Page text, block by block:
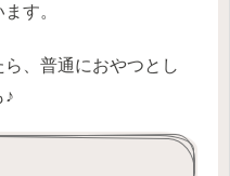
す。
、普通におやつとし
♪